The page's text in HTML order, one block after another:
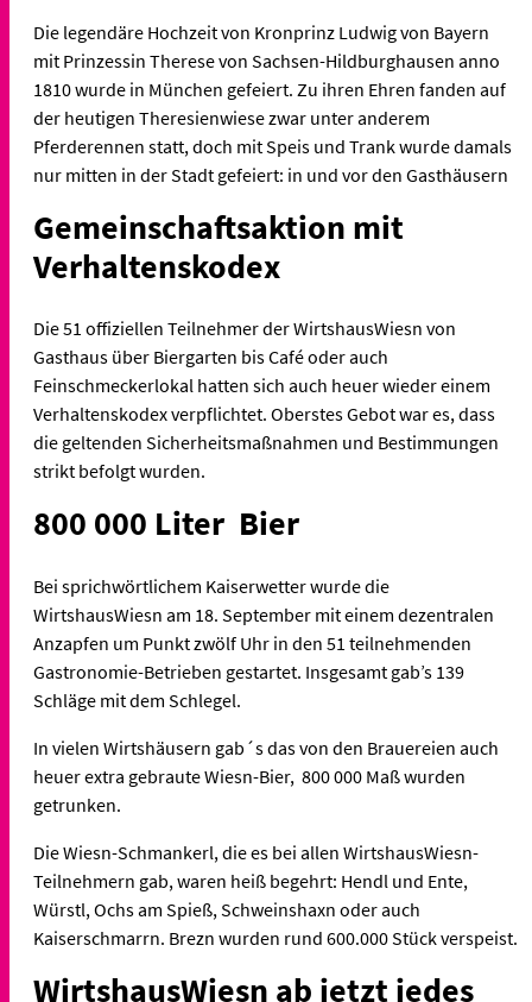
Die legendäre Hochzeit von Kronprinz Ludwig von Bayern
mit Prinzessin Therese von Sachsen-Hildburghausen anno
1810 wurde in München gefeiert. Zu ihren Ehren fanden auf
der heutigen Theresienwiese zwar unter anderem
Pferderennen statt, doch mit Speis und Trank wurde damals
nur mitten in der Stadt gefeiert: in und vor den Gasthäusern
Gemeinschaftsaktion mit
Verhaltenskodex
Die 51 offiziellen Teilnehmer der WirtshausWiesn von
Gasthaus über Biergarten bis Café oder auch
Feinschmeckerlokal hatten sich auch heuer wieder einem
Verhaltenskodex verpflichtet. Oberstes Gebot war es, dass
die geltenden Sicherheitsmaßnahmen und Bestimmungen
strikt befolgt wurden.
800 000 Liter Bier
Bei sprichwörtlichem Kaiserwetter wurde die
WirtshausWiesn am 18. September mit einem dezentralen
Anzapfen um Punkt zwölf Uhr in den 51 teilnehmenden
Gastronomie-Betrieben gestartet. Insgesamt gab’s 139
Schläge mit dem Schlegel.
In vielen Wirtshäusern gab´s das von den Brauereien auch
heuer extra gebraute Wiesn-Bier, 800 000 Maß wurden
getrunken.
Die Wiesn-Schmankerl, die es bei allen WirtshausWiesn-
Teilnehmern gab, waren heiß begehrt: Hendl und Ente,
Würstl, Ochs am Spieß, Schweinshaxn oder auch
Kaiserschmarrn. Brezn wurden rund 600.000 Stück verspeist.
WirtshausWiesn ab jetzt jedes